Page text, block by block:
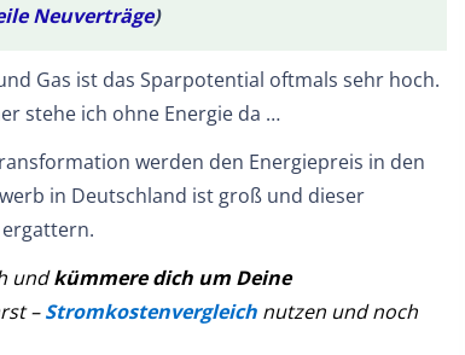
Neuverträge)
Gas ist das Sparpotential oftmals sehr hoch.
stehe ich ohne Energie da …
werden den Energiepreis in den
in Deutschland ist groß und dieser
undkümmere dich um Deine
–Stromkostenvergleich nutzen und noch